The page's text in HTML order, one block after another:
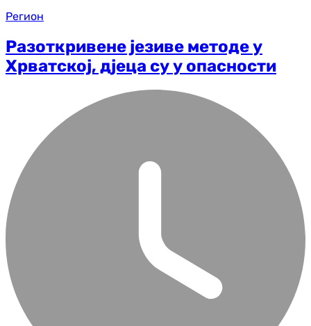
Регион
Разоткривене језиве методе у
Хрватској, дјеца су у опасности